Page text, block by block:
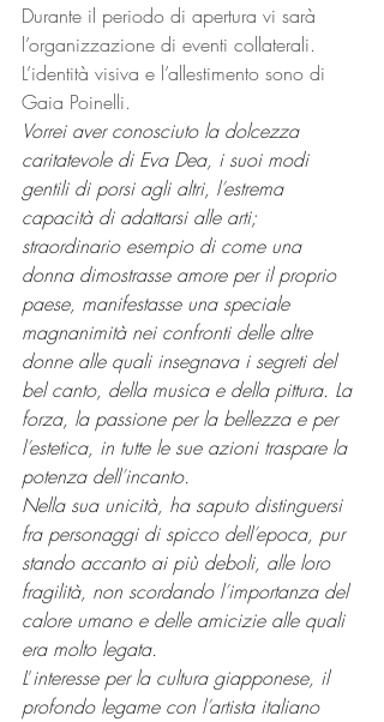
Durante il periodo di apertura vi sarà
l’organizzazione di eventi collaterali.
L’identità visiva e l’allestimento sono di
Gaia Poinelli.
Vorrei aver conosciuto la dolcezza
caritatevole di Eva Dea, i suoi modi
gentili di porsi agli altri, l’estrema
capacità di adattarsi alle arti;
straordinario esempio di come una
donna dimostrasse amore per il proprio
paese, manifestasse una speciale
magnanimità nei confronti delle altre
donne alle quali insegnava i segreti del
bel canto, della musica e della pittura. La
forza, la passione per la bellezza e per
l’estetica, in tutte le sue azioni traspare la
potenza dell’incanto.
Nella sua unicità, ha saputo distinguersi
fra personaggi di spicco dell’epoca, pur
stando accanto ai più deboli, alle loro
fragilità, non scordando l’importanza del
calore umano e delle amicizie alle quali
era molto legata.
L’interesse per la cultura giapponese, il
profondo legame con l’artista italiano